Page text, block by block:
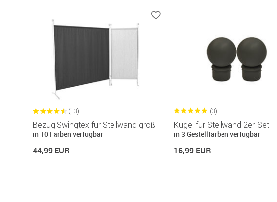
(13)
Bezug Swingtex für Stellwand groß
in 10 Farben verfügbar
44,99 EUR
(3)
Kugel für Stellwand 2er-Set
in 3 Gestellfarben verfügbar
16,99 EUR